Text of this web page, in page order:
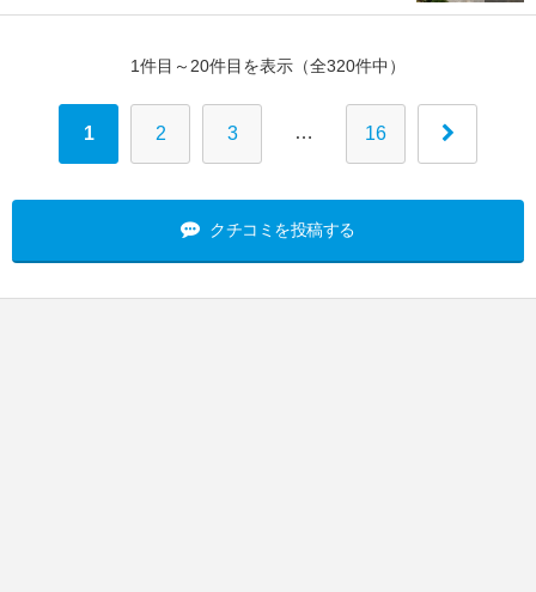
1件目～20件目を表示（全320件中）
1 2 3 … 16
クチコミを投稿する